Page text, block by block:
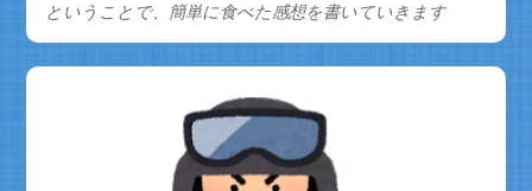
ということで、簡単に食べた感想を書いていきます